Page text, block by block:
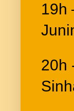
19h
20h